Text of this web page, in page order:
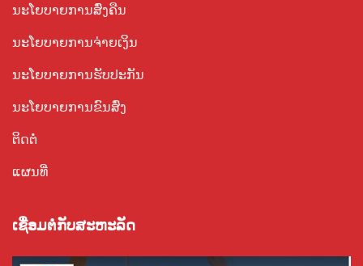
ນະໂຍບາຍການສົ່ງຄືນ
ນະໂຍບາຍການຈ່າຍເງິນ
ນະໂຍບາຍການຮັບປະກັນ
ນະໂຍບາຍການຂົນສົ່ງ
ຕິດຕໍ່
ແຜນທີ່
ເຊື່ອມ​ຕໍ່​ກັບ​ສະ​ຫະ​ລັດ​